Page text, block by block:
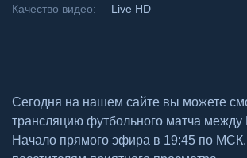
Качество видео:
Live HD
Сегодня на нашем сайте вы можете
трансляцию футбольного матча
Начало прямого эфира в 19:45 по